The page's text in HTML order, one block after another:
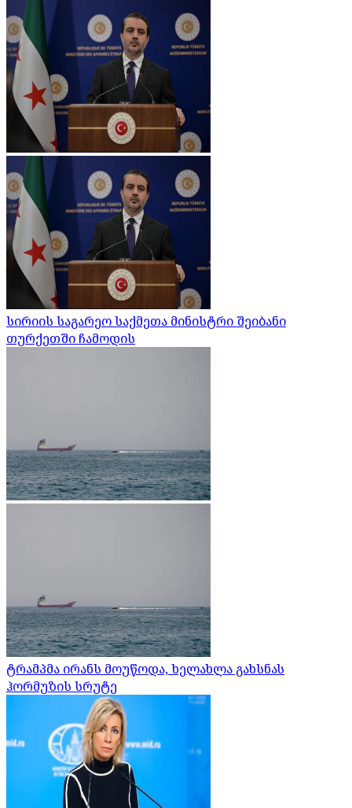
სირიის საგარეო საქმეთა მინისტრი შეიბანი
თურქეთში ჩამოდის
ტრამპმა ირანს მოუწოდა, ხელახლა გახსნას
ჰორმუზის სრუტე